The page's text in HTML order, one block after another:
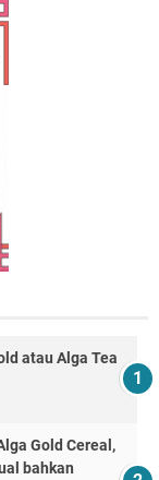
atau Alga Tea
Gold Cereal,
bahkan